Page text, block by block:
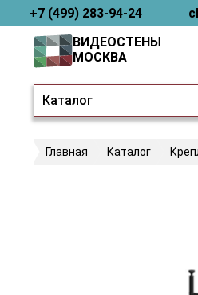
+7 (499) 283-94-24
Каталог
ВИДЕОСТЕНЫ
МОСКВА
Главная Каталог